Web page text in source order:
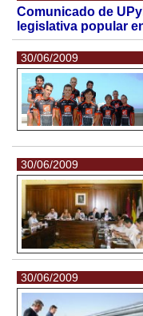
Comunicado de
legislativa popular
30/06/2009
30/06/2009
30/06/2009